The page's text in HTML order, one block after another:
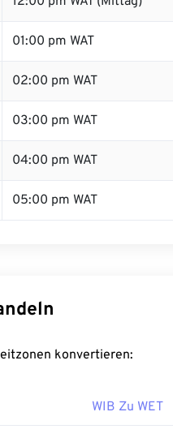
01:00 pm WAT
02:00 pm WAT
03:00 pm WAT
04:00 pm WAT
05:00 pm WAT
konvertieren:
WIB Zu WET